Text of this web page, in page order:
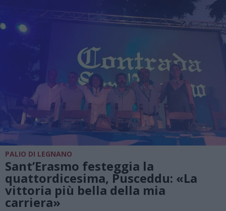
PALIO DI LEGNANO
Sant’Erasmo festeggia la
quattordicesima, Pusceddu: «La
vittoria più bella della mia
carriera»